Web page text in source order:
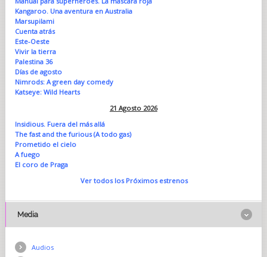
Kangaroo. Una aventura en Australia
Marsupilami
Cuenta atrás
Este-Oeste
Vivir la tierra
Palestina 36
Días de agosto
Nimrods: A green day comedy
Katseye: Wild Hearts
21 Agosto 2026
Insidious. Fuera del más allá
The fast and the furious (A todo gas)
Prometido el cielo
A fuego
El coro de Praga
Ver todos los Próximos estrenos
Media
Audios